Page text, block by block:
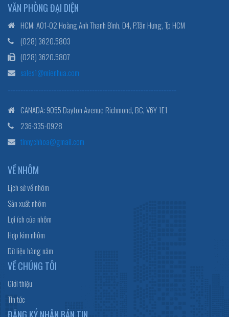
VĂN PHÒNG ĐẠI DIỆN
HCM: A01-02 Hoàng Anh Thanh Bình, D4, P.Tân Hưng, Tp HCM
(028) 3620.5803
(028) 3620.5807
sales1@mienhua.com
------------------------------------------------------------------
CANADA: 9055 Dayton Avenue Richmond, BC, V6Y 1E1
236-335-0928
tinnychhoa@gmail.com
VỀ NHÔM
Lịch sử về nhôm
Sản xuất nhôm
Lợi ích của nhôm
Hợp kim nhôm
Dữ liệu hàng năm
VỀ CHÚNG TÔI
Giới thiệu
Tin tức